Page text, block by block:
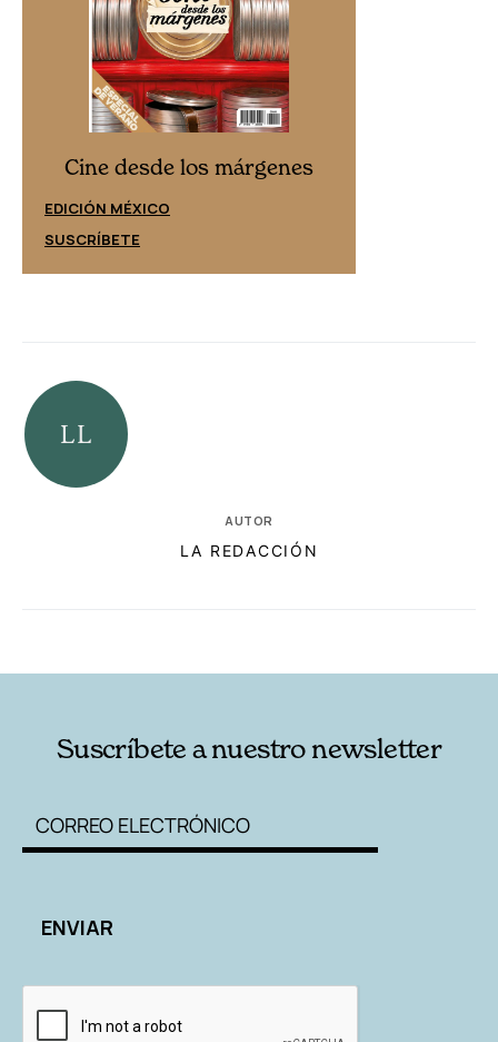
Cine desde los márgenes
EDICIÓN MÉXICO
SUSCRÍBETE
AUTOR
LA REDACCIÓN
Suscríbete a nuestro newsletter